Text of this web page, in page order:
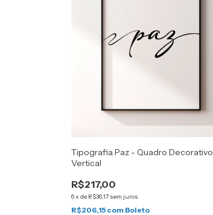
Tipografia Paz - Quadro Decorativo
Vertical
R$217,00
6x de R$36,17 sem juros
R$206,15 com Boleto